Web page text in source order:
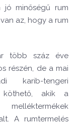
jó minőségű rum
az, hogy a rum
több száz éve
részén, de a mai
tengeri
köthető, akik a
A rumtermelés